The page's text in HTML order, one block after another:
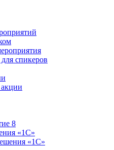
спикеров
8
«1С»
«1С»